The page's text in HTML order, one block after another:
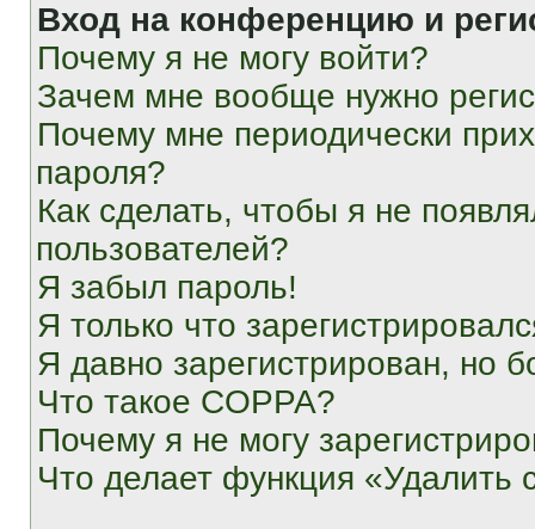
Вход на конференцию и
Почему я не могу войти?
Зачем мне вообще нужно
Почему мне периодически
пароля?
Как сделать, чтобы я не
пользователей?
Я забыл пароль!
Я только что
Я давно зарегистрирован, но
Что такое COPPA?
Почему я не могу
Что делает функция «Удалить